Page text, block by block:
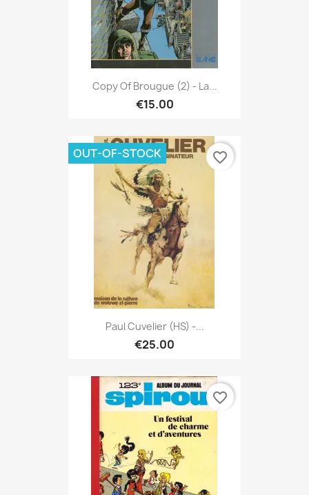
Copy Of Brougue (2) - La...
€15.00
Paul Cuvelier (HS) -...
€25.00
OUT-OF-STOCK favorite_border
favorite_border